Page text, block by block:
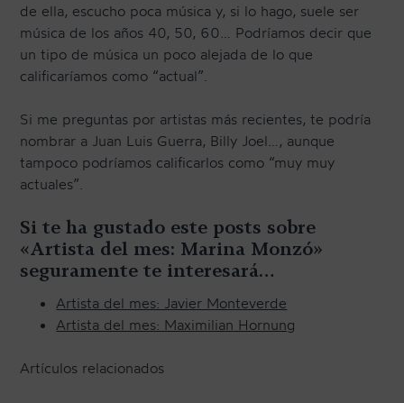
de ella, escucho poca música y, si lo hago, suele ser
música de los años 40, 50, 60… Podríamos decir que
un tipo de música un poco alejada de lo que
calificaríamos como “actual”.
Si me preguntas por artistas más recientes, te podría
nombrar a Juan Luis Guerra, Billy Joel…, aunque
tampoco podríamos calificarlos como “muy muy
actuales”.
Si te ha gustado este posts sobre
«Artista del mes: Marina Monzó»
seguramente te interesará…
Artista del mes: Javier Monteverde
Artista del mes: Maximilian Hornung
Artículos relacionados